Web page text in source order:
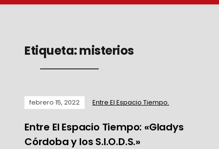
Etiqueta:misterios
febrero 15, 2022 Entre El Espacio Tiempo.
Entre El Espacio Tiempo: «Gladys
Córdoba y los S.I.O.D.S.»